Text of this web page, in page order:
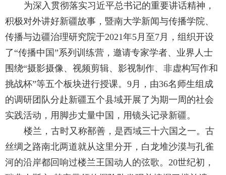
为深入贯彻落实习近平总书记的重要讲话精神，
积极对外讲好新疆故事，暨南大学新闻与传播学院、
传播与边疆治理研究院于2021年5月至7月，组织开设
了“传播中国”系列训练营，邀请专家学者、业界人士
围绕“摄影摄像、视频剪辑、影视制作、非虚构写作和
挑战杯”等五个板块进行授课。 9月，由36名师生组成
的调研团队分赴新疆五个县域开展了为期一周的社会
实践活动，用脚步丈量中国，用镜头记录新疆。
楼兰，古时又称鄯善，是西域三十六国之一。古
丝绸之路南北两道就从这里分开，白龙堆沙漠与孔雀
河的沿岸都回响过楼兰王国动人的弦歌。 20世纪初，